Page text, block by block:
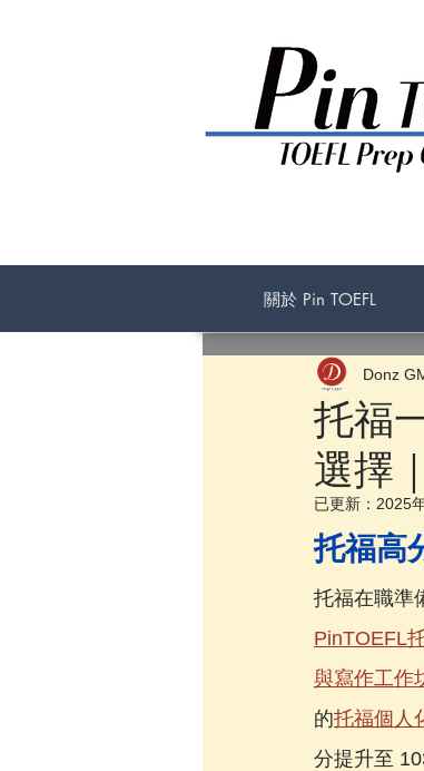
關於 Pin TOEFL
托福
選擇
Donz
已更新： 2025
托福高
托福在職準
PinTOEFL
與寫作工作
的托福個人
分提升至